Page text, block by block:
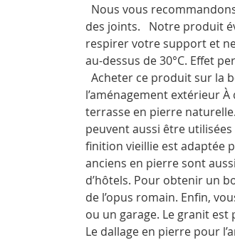
Nous vous
des joints. Notre produit
respirer votre support et
au-dessus de 30°C. Effet
Acheter ce produit sur la
l’aménagement extérieur
terrasse en pierre
peuvent aussi être
finition vieillie est adaptée
anciens en pierre sont
d’hôtels. Pour obtenir un
de l’opus romain. Enfin,
ou un garage. Le granit
Le dallage en pierre pour